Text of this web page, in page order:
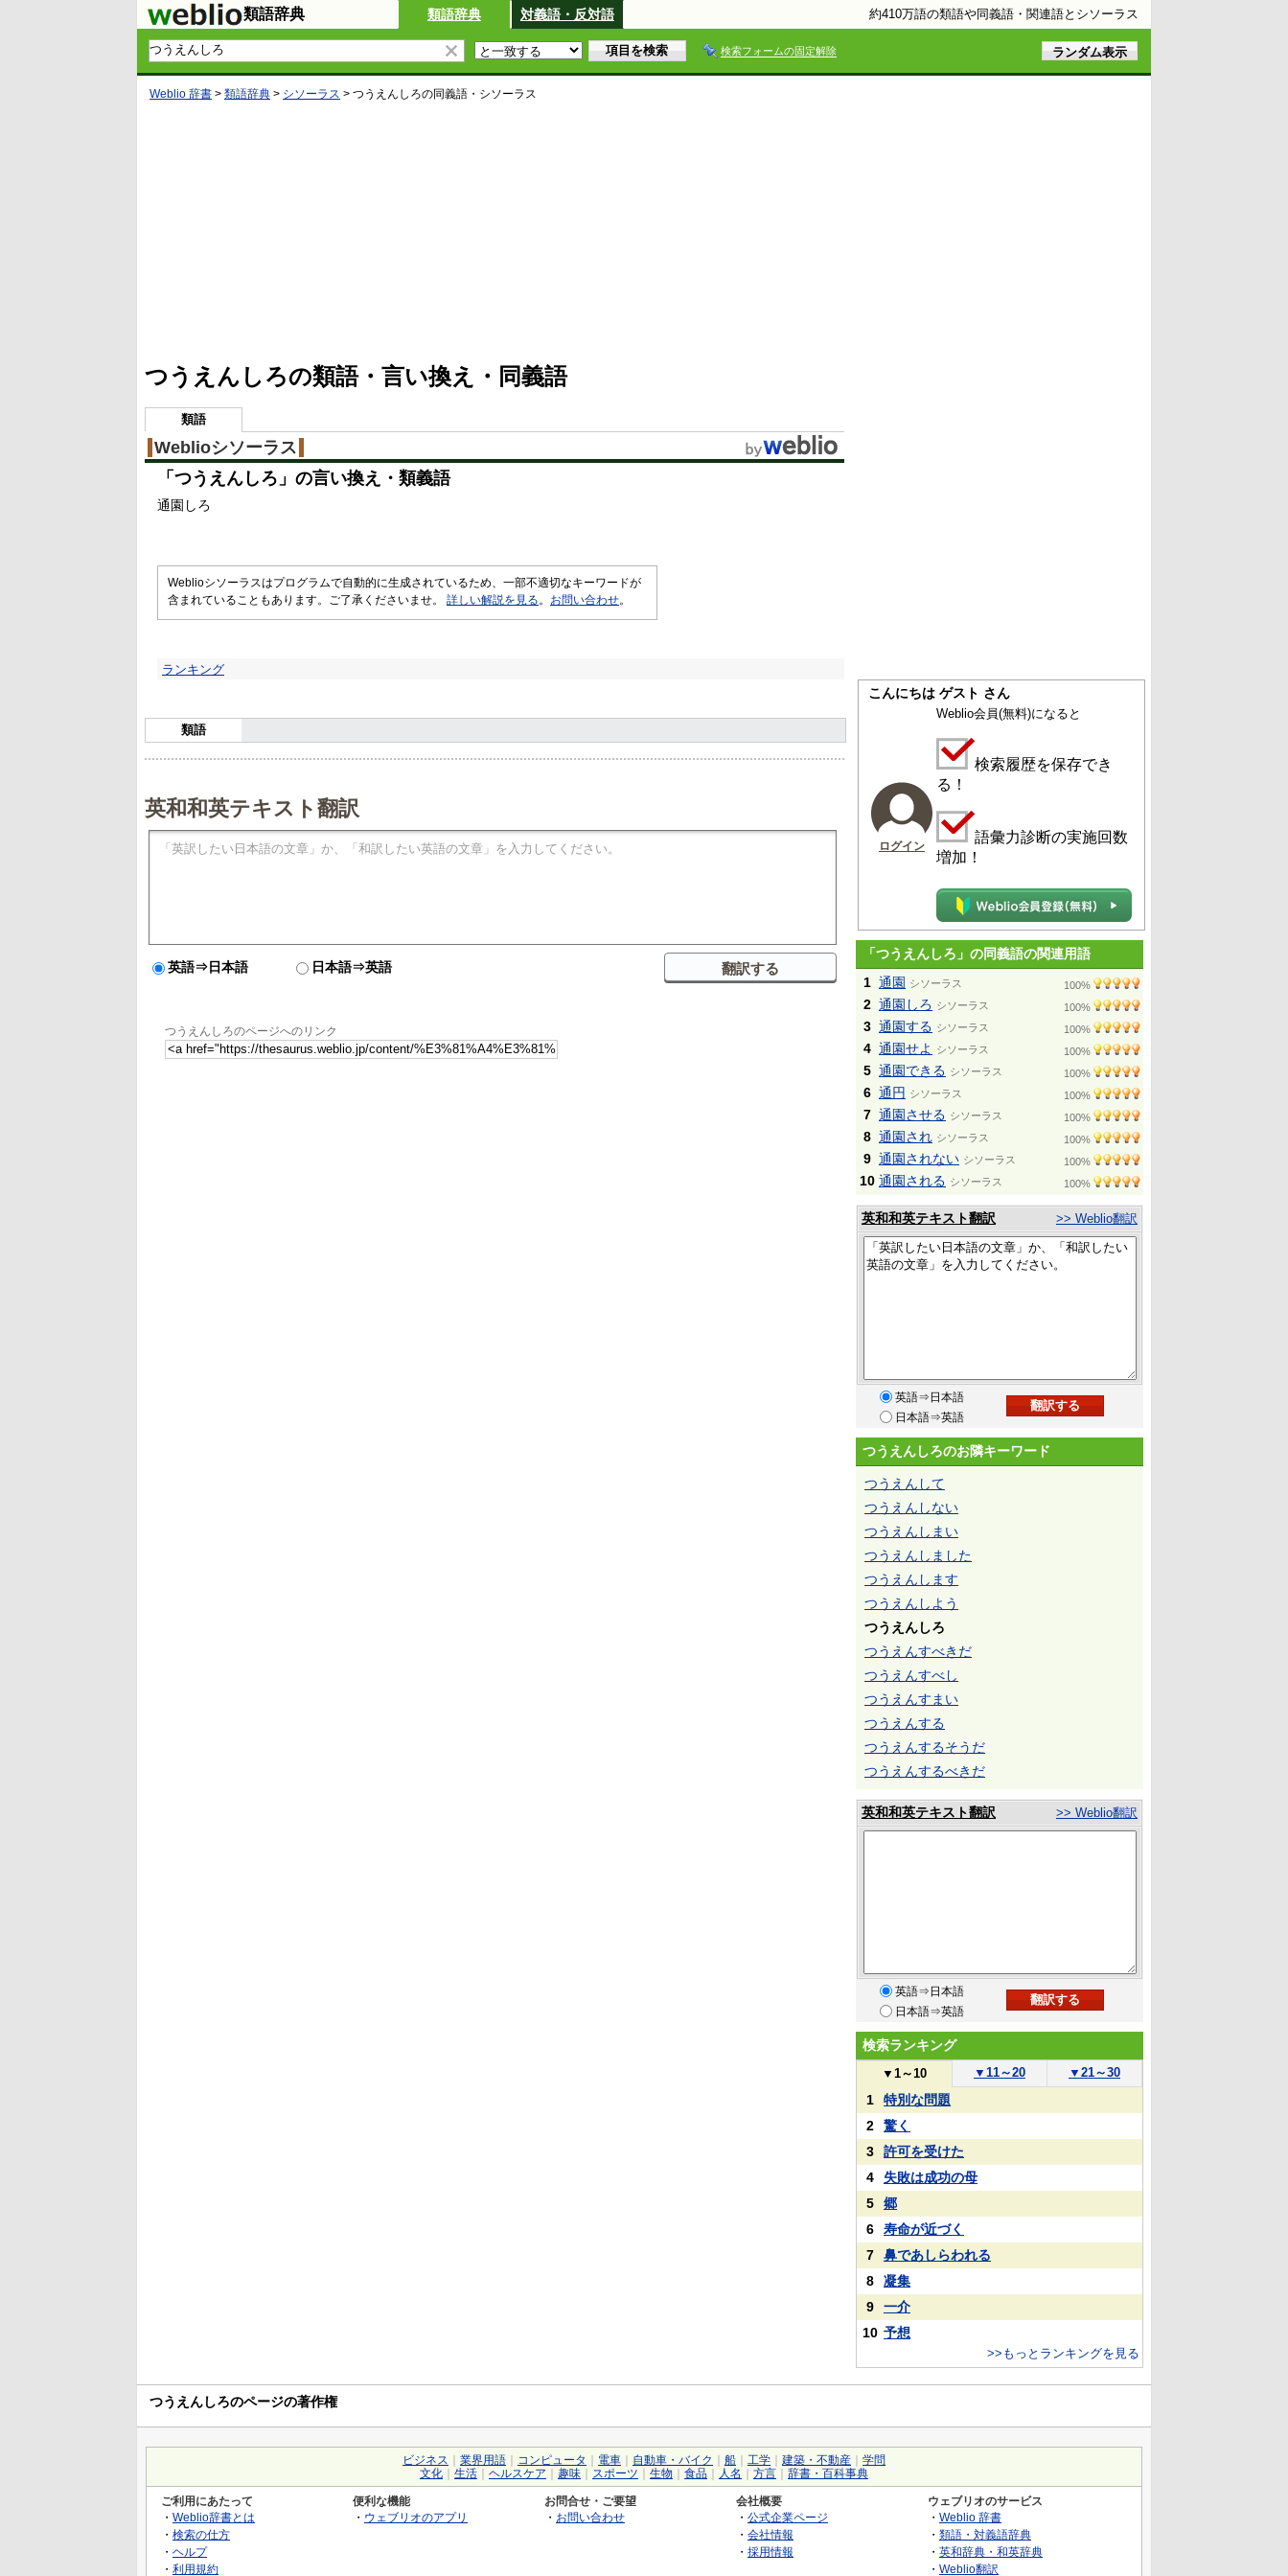
類語辞典 類語辞典 対義語・反対語 約410万語の類語や同義語・関連語とシソーラス
検索フォームの固定解除
Weblio 辞書 > 類語辞典 > シソーラス > つうえんしろの同義語・シソーラス
4
5
.
%
つうえんしろの類語・言い換え・同義語
類語
Weblioシソーラス
「 つうえんしろ 」の言い換え・類義語
通園しろ
Weblioシソーラスはプログラムで自動的に生成されているため、一部不適切なキーワードが
含まれていることもあります。ご了承くださいませ。 詳しい解説を見る 。 お問い合わせ。
ランキング
類語
英和和英テキスト翻訳
英語⇒日本語 日本語⇒英語
つうえんしろのページへのリンク
こんにちは ゲスト さん
ログイン
Weblio会員(無料)になると
検索履歴を保存でき
る！
語彙力診断の実施回数
増加！
「つうえんしろ」の同義語の関連用語
1 通園 シソーラス 100%
2 通園しろ シソーラス 100%
3 通園する シソーラス 100%
4 通園せよ シソーラス 100%
5 通園できる シソーラス 100%
6 通円 シソーラス 100%
7 通園させる シソーラス 100%
8 通園され シソーラス 100%
9 通園されない シソーラス 100%
10 通園される シソーラス 100%
英和和英テキスト翻訳 >> Weblio翻訳
英語⇒日本語
日本語⇒英語
つうえんしろのお隣キーワード
つうえんして
つうえんしない
つうえんしまい
つうえんしました
つうえんします
つうえんしよう
つうえんしろ
つうえんすべきだ
つうえんすべし
つうえんすまい
つうえんする
つうえんするそうだ
つうえんするべきだ
英和和英テキスト翻訳 >> Weblio翻訳
英語⇒日本語
日本語⇒英語
検索ランキング
▼ 1～10 ▼ 11～20 ▼ 21～30
1
特別な問題
2
驚く
3
許可を受けた
4
失敗は成功の母
5
郷
6
寿命が近づく
7
鼻であしらわれる
8
凝集
9
一介
10 予想
>>もっとランキングを見る
つうえんしろのページの著作権
ビジネス 業界用語 コンピュータ 電車 自動車・バイク 船 工学 建築・不動産
学問
文化
生活 ヘルスケア 趣味 スポーツ 生物 食品 人名 方言 辞書・百科事典
ご利用にあたって
・ Weblio辞書とは
・ 検索の仕方
・ ヘルプ
・ 利用規約
便利な機能
・ ウェブリオのアプリ
お問合せ・ご要望
・ お問い合わせ
会社概要
・ 公式企業ページ
・ 会社情報
・ 採用情報
ウェブリオのサービス
・ Weblio 辞書
・ 類語・対義語辞典
・ 英和辞典・和英辞典
・ Weblio翻訳